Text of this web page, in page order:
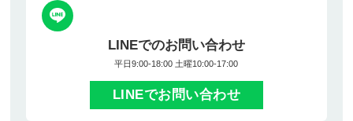
LINEでのお問い合わせ
平日9:00-18:00 土曜10:00-17:00
LINEでお問い合わせ